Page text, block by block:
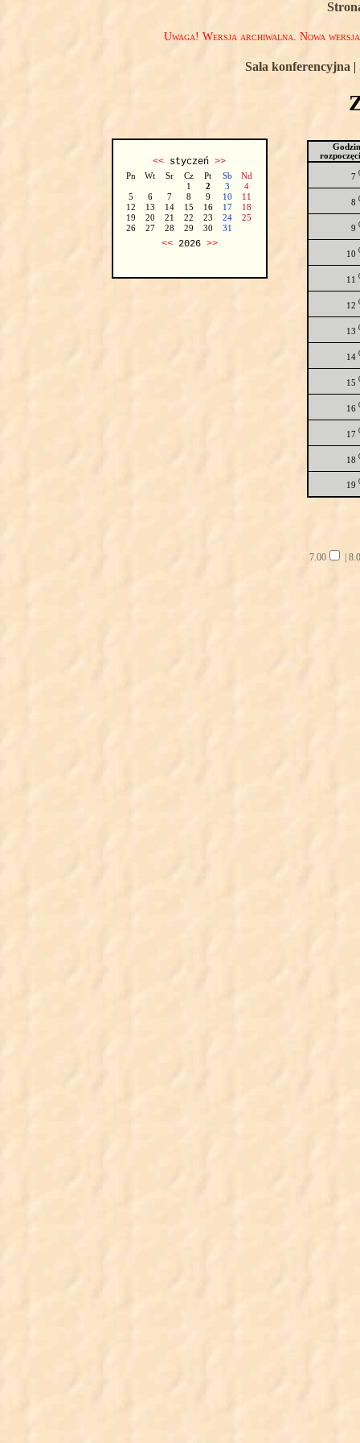
Uwaga! Wersja archiwalna. Nowa
Sala konferencyjna |
<< styczeń >>
Pn Wt Sr Cz Pt Sb
Nd
1
2 3
4
5
6 7 8 9 10
11
12
13 14 15 16 17
18
19
20 21 22 23 24
25
26
27 28 29 30 31
<<2026 >>
7
8
9
10
11
12
13
14
15
16
17
18
19
7.00